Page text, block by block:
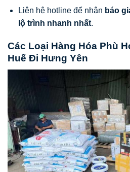
Liên hệ hotline để nhận báo
lộ trình nhanh nhất.
Các Loại Hàng Hóa Phù
Huế Đi Hưng Yên